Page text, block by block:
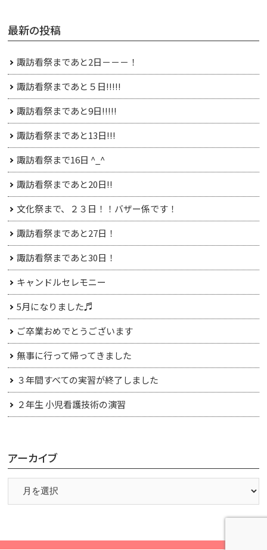
最新の投稿
諏訪看祭まであと2日－－－！
諏訪看祭まであと５日!!!!!
諏訪看祭まであと9日!!!!!
諏訪看祭まであと13日!!!
諏訪看祭まで16日 ^_^
諏訪看祭まであと20日!!
文化祭まで、２３日！！バザー係です！
諏訪看祭まであと27日！
諏訪看祭まであと30日！
キャンドルセレモニー
5月になりました♬
ご卒業おめでとうございます
無事に行って帰ってきました
３年間すべての実習が終了しました
２年生 小児看護技術の演習
アーカイブ